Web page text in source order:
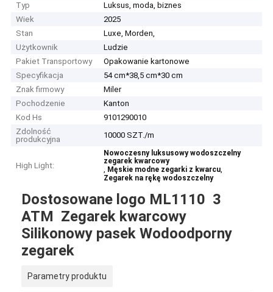
Typ
Luksus, moda, biznes
Wiek
2025
Stan
Luxe, Morden,
Użytkownik
Ludzie
Pakiet Transportowy
Opakowanie kartonowe
Specyfikacja
54 cm*38,5 cm*30 cm
Znak firmowy
Miler
Pochodzenie
Kanton
Kod Hs
9101290010
Zdolność
produkcyjna
10000 SZT./m
High Light:
Nowoczesny luksusowy wodoszczelny
zegarek kwarcowy
, Męskie modne zegarki z kwarcu,
Zegarek na rękę wodoszczelny
Dostosowane logo ML1110 3
ATM Zegarek kwarcowy
Silikonowy pasek Wodoodporny
zegarek
Parametry produktu